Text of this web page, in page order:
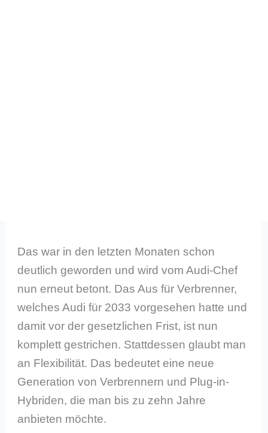
Das war in den letzten Monaten schon
deutlich geworden und wird vom Audi-Chef
nun erneut betont. Das Aus für Verbrenner,
welches Audi für 2033 vorgesehen hatte und
damit vor der gesetzlichen Frist, ist nun
komplett gestrichen. Stattdessen glaubt man
an Flexibilität. Das bedeutet eine neue
Generation von Verbrennern und Plug-in-
Hybriden, die man bis zu zehn Jahre
anbieten möchte.